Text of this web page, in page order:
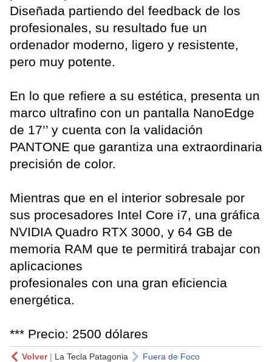
Diseñada partiendo del feedback de los
profesionales, su resultado fue un
ordenador moderno, ligero y resistente,
pero muy potente.
En lo que refiere a su estética, presenta un
marco ultrafino con un pantalla NanoEdge
de 17’’ y cuenta con la validación
PANTONE que garantiza una extraordinaria
precisión de color.
Mientras que en el interior sobresale por
sus procesadores Intel Core i7, una gráfica
NVIDIA Quadro RTX 3000, y 64 GB de
memoria RAM que te permitirá trabajar con
aplicaciones
profesionales con una gran eficiencia
energética.
*** Precio: 2500 dólares
Volver| La Tecla Patagonia Fuera de Foco